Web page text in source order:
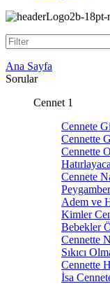
Ana Sayfa
Sorular
Cennet 1
Cennete
Cennette
Cennette
Cennete
Adem ve
Kimler
Bebekler
Cennette
Sıkıcı
Cennette
İsa